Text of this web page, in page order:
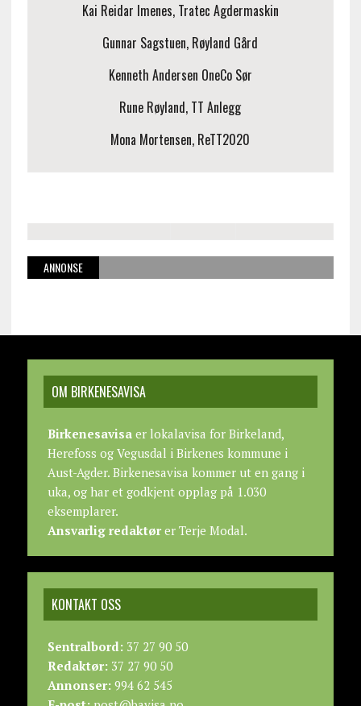
Kai Reidar Imenes, Tratec Agdermaskin
Gunnar Sagstuen, Røyland Gård
Kenneth Andersen OneCo Sør
Rune Røyland, TT Anlegg
Mona Mortensen, ReTT2020
ANNONSE
OM BIRKENESAVISA
Birkenesavisaer lokalavisa for Birkeland,
Herefoss og Vegusdal i Birkenes kommune i
Aust-Agder. Birkenesavisa kommer ut en gang i
uka, og har et godkjent opplag på 1.030
eksemplarer.
Ansvarlig redaktører Terje Modal.
KONTAKT OSS
Sentralbord:37 27 90 50
Redaktør:37 27 90 50
Annonser:994 62 545